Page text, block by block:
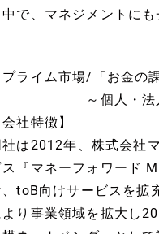
で、マネジメントに
ライム市場/「お金の
個人・法人共に多
社特徴】
社は2012年、株式会社
『マネーフォワード
、toB向けサービスを拡
より事業領域を拡大し